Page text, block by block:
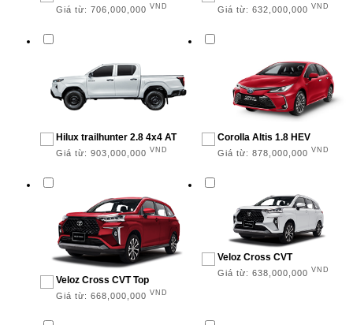
Giá từ:706,000,000 VND Giá từ:632,000,000 VND
Hilux trailhunter 2.8 4x4 AT
Giá từ:903,000,000 VND
Corolla Altis 1.8 HEV
Giá từ:878,000,000 VND
Veloz Cross CVT Top
Giá từ:668,000,000 VND
Veloz Cross CVT
Giá từ:638,000,000 VND